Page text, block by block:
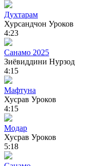
Духтарам
Хурсандчон Уроков
4:23
Санамо 2025
Зиёвиддини Нурзод
4:15
Мафтуна
Хусрав Уроков
4:15
Модар
Хусрав Уроков
5:18